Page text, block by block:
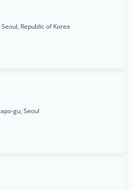
Republic of Korea
gu, Seoul